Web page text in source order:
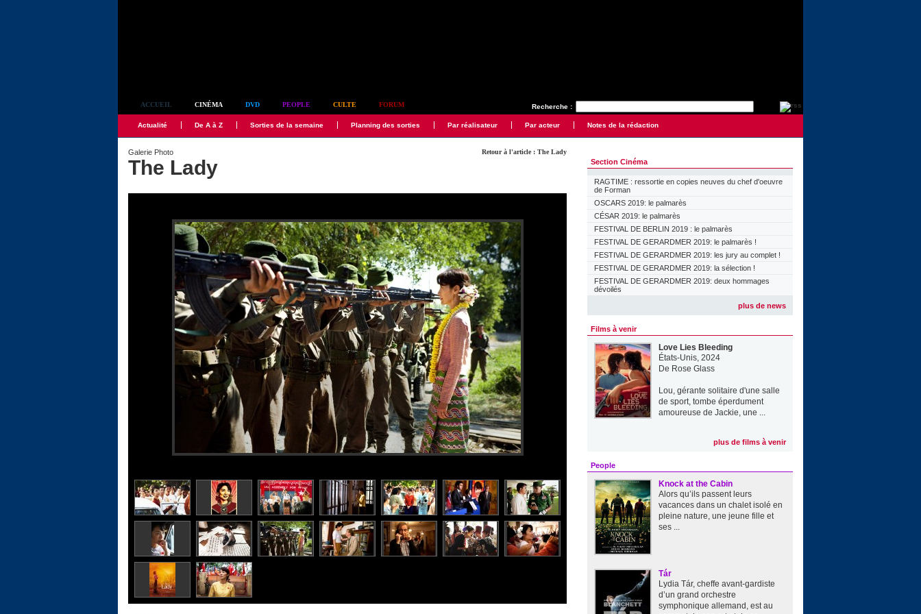
Recherche :
ACCUEIL CINÉMA DVD PEOPLE CULTE FORUM
Actualité De A à Z Sorties de la semaine Planning des sorties Par réalisateur Par acteur Notes de la rédaction
Retour à l'article : The Lady
Galerie Photo
The Lady Section Cinéma
RAGTIME : ressortie en copies neuves du chef d'oeuvre
de Forman
OSCARS 2019: le palmarès
CÉSAR 2019: le palmarès
FESTIVAL DE BERLIN 2019 : le palmarès
FESTIVAL DE GERARDMER 2019: le palmarès !
FESTIVAL DE GERARDMER 2019: les jury au complet !
FESTIVAL DE GERARDMER 2019: la sélection !
FESTIVAL DE GERARDMER 2019: deux hommages
dévoilés
plus de news
Films à venir
Love Lies Bleeding
États-Unis, 2024
De Rose Glass
Lou, gérante solitaire d'une salle
de sport, tombe éperdument
amoureuse de Jackie, une ...
plus de films à venir
People
Knock at the Cabin
Alors qu’ils passent leurs
vacances dans un chalet isolé en
pleine nature, une jeune fille et
ses ...
Tár
Lydia Tár, cheffe avant-gardiste
d’un grand orchestre
symphonique allemand, est au